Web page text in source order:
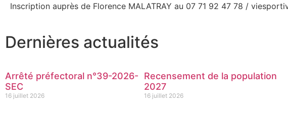
Inscription auprès de Florence MALATRAY au 07 71 92 47 78 /
Dernières actualités
Arrêté préfectoral n°39-2026-
SEC
16 juillet 2026
Recensement de la population
2027
16 juillet 2026